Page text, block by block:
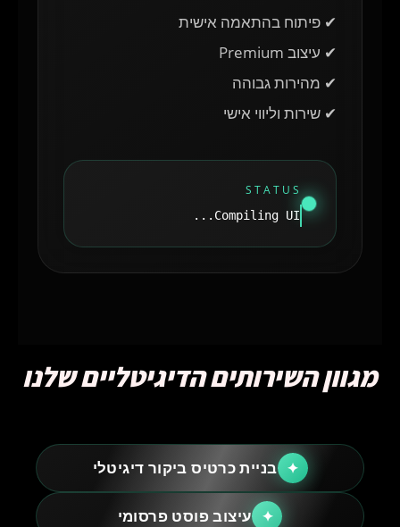
✔ פיתוח בהתאמה אישית
✔ עיצוב Premium
✔ מהירות גבוהה
✔ שירות וליווי אישי
STATUS
Compiling UI...
מגוון השירותים הדיגיטליים שלנו
✦ בניית כרטיס ביקור דיגיטלי
✦ עיצוב פוסט פרסומי